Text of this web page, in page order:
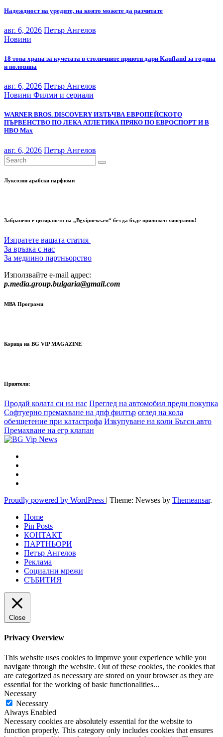
Надеждност на уредите, на която можете да разчитате
авг. 6, 2026 Петър Ангелов
Новини
18 тона храна за кучетата в столичните приюти дари Kaufland за година
и половина
авг. 6, 2026 Петър Ангелов
Новини Филми и сериали
WARNER BROS. DISCOVERY ИЗЛЪЧВА ЕВРОПЕЙСКОТО
ПЪРВЕНСТВО ПО ЛЕКА АТЛЕТИКА ПРЯКО ПО ЕВРОСПОРТ И В
НВО Мах
авг. 6, 2026 Петър Ангелов
Луксозни арабски парфюми
Забранено е цитирането на „Bgvipnews.eu“ без да бъде приложен хиперлинк!
Изпратете вашата статия
За връзка с нас
За медиино партньорство
Използвайте e-mail адрес:
p.media.group.bulgaria@gmail.com
МВА Програми
Корица на BG VIP MAGAZINE
Приятели:
Продай колата си на нас Преглед на автомобил преди покупка
Софтуерно премахване на дпф филтър оглед на кола
обезщетение при катастрофа Изкупуване на коли Бъгси авто
Премахване на егр клапан
Proudly powered by WordPress | Theme: Newses by Themeansar.
Home
Pin Posts
КОНТАКТ
ПАРТНЬОРИ
Петър Ангелов
Реклама
Социални мрежи
СЪБИТИЯ
Close
Privacy Overview
This website uses cookies to improve your experience while you
navigate through the website. Out of these cookies, the cookies that
are categorized as necessary are stored on your browser as they are
essential for the working of basic functionalities...
Necessary
Necessary
Always Enabled
Necessary cookies are absolutely essential for the website to
function properly. This category only includes cookies that ensures